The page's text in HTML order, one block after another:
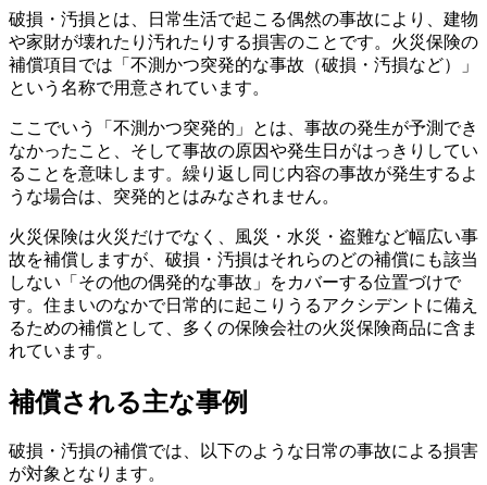
破損・汚損とは、日常生活で起こる偶然の事故により、建物
や家財が壊れたり汚れたりする損害のことです。火災保険の
補償項目では「不測かつ突発的な事故（破損・汚損など）」
という名称で用意されています。
ここでいう「不測かつ突発的」とは、事故の発生が予測でき
なかったこと、そして事故の原因や発生日がはっきりしてい
ることを意味します。繰り返し同じ内容の事故が発生するよ
うな場合は、突発的とはみなされません。
火災保険は火災だけでなく、風災・水災・盗難など幅広い事
故を補償しますが、破損・汚損はそれらのどの補償にも該当
しない「その他の偶発的な事故」をカバーする位置づけで
す。住まいのなかで日常的に起こりうるアクシデントに備え
るための補償として、多くの保険会社の火災保険商品に含ま
れています。
補償される主な事例
破損・汚損の補償では、以下のような日常の事故による損害
が対象となります。